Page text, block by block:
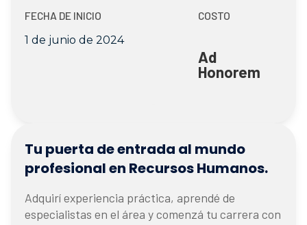
FECHA DE INICIO
1 de junio de 2024
COSTO
Ad
Honorem
Tu puerta de entrada al mundo
profesional en Recursos Humanos.
Adquirí experiencia práctica, aprendé de
especialistas en el área y comenzá tu carrera con